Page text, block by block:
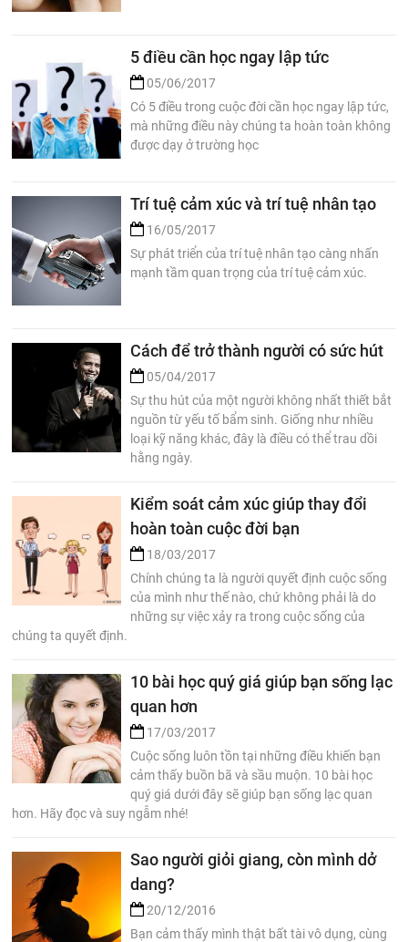
5 điều cần học ngay lập tức
05/06/2017
Có 5 điều trong cuộc đời cần học ngay lập tức,
mà những điều này chúng ta hoàn toàn không
được dạy ở trường học
Trí tuệ cảm xúc và trí tuệ nhân tạo
16/05/2017
Sự phát triển của trí tuệ nhân tạo càng nhấn
mạnh tầm quan trọng của trí tuệ cảm xúc.
Cách để trở thành người có sức hút
05/04/2017
Sự thu hút của một người không nhất thiết bắt
nguồn từ yếu tố bẩm sinh. Giống như nhiều
loại kỹ năng khác, đây là điều có thể trau dồi
hằng ngày.
Kiểm soát cảm xúc giúp thay đổi
hoàn toàn cuộc đời bạn
18/03/2017
Chính chúng ta là người quyết định cuộc sống
của mình như thế nào, chứ không phải là do
những sự việc xảy ra trong cuộc sống của
chúng ta quyết định.
10 bài học quý giá giúp bạn sống lạc
quan hơn
17/03/2017
Cuộc sống luôn tồn tại những điều khiến bạn
cảm thấy buồn bã và sầu muộn. 10 bài học
quý giá dưới đây sẽ giúp bạn sống lạc quan
hơn. Hãy đọc và suy ngẫm nhé!
Sao người giỏi giang, còn mình dở
dang?
20/12/2016
Bạn cảm thấy mình thật bất tài vô dụng, cùng